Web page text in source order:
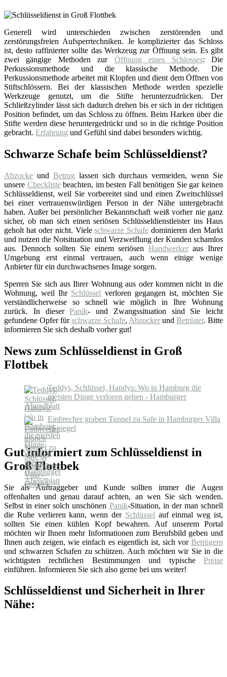
Generell wird unterschieden zwischen zerstörenden und
zerstörungsfreien Aufsperrtechniken. Je komplizierter das Schloss
ist, desto raffinierter sollte das Werkzeug zur Öffnung sein. Es gibt
zwei gängige Methoden zur Öffnung eines Schlosses: Die
Perkussionsmethode und die klassische Methode. Die
Perkussionsmethode arbeitet mit Klopfen und dient dem Öffnen von
Stiftschlössern. Bei der klassischen Methode werden spezielle
Werkzeuge genutzt, um die Stifte herunterzudrücken. Der
Schließzylinder lässt sich dadurch drehen bis er sich in der richtigen
Position befindet, um das Schloss zu öffnen. Beim Harken über die
Stifte werden diese heruntergedrückt und so in die richtige Position
gebracht. Erfahrung und Gefühl sind dabei besonders wichtig.
Schwarze Schafe beim Schlüsseldienst?
Abzocke und Betrug lassen sich durchaus vermeiden, wenn Sie
unsere Checklistebeachten, im besten Fall benötigen Sie gar keinen
Schlüsseldienst, weil Sie vorbereitet sind und einen Zweitschlüssel
bei einer vertrauenswürdigen Person in der Nähe untergebracht
haben. Außer bei persönlicher Bekanntschaft weiß vorher nie ganz
sicher, ob man sich einen seriösen Schlüsseldienstleister ins Haus
geholt hat oder nicht. Vieleschwarze Schafe dominieren den Markt
und nutzen die Notsituation und Verzweiflung der Kunden schamlos
aus. Dennoch sollten Sie einem seriösen Handwerkeraus Ihrer
Umgebung erst einmal vertrauen, auch wenn einige wenige
Anbieter für ein durchwachsenes Image sorgen.
Sperren Sie sich aus Ihrer Wohnung aus oder kommen nicht in die
Wohnung, weil Ihr Schlüssel verloren gegangen ist, möchten Sie
verständlicherweise so schnell wie möglich in Ihre Wohnung
zurück. In dieserPanik- und Zwangssituation sind Sie leicht
gefundene Opfer fürschwarze Schafe, Abzocker und Betrüger. Bitte
informieren Sie sich deshalb vorher gut!
News zum Schlüsseldienst in Groß
Flottbek
Teddys, Schlüssel, Handys: Wo in Hamburg die
meisten Dinge verloren gehen - Hamburger
Abendblatt
Einbrecher graben Tunnel zu Safe in Hamburger Villa
- Spiegel
Gut informiert zum Schlüsseldienst in
Groß Flottbek
Sie als Auftraggeber und Kunde sollten immer die Augen
offenhalten und genau darauf achten, an wen Sie sich wenden.
Selbst in einer solch unschönen Panik-Situation, in der man schnell
die Ruhe verlieren kann, wenn der Schlüssel auf einmal weg ist,
sollten Sie einen kühlen Kopf bewahren. Auf unserem Portal
möchten wir Ihnen mehr Informationen zum Berufsbild geben und
Ihnen auch zeigen, wie einfach es eigentlich ist, sich vor Betrügern
und schwarzen Schafen zu schützen. Auch möchten wir Sie in die
wichtigsten rechtlichen Bestimmungen und typische Preise
einführen. Informieren Sie sich also gerne bei uns weiter!
Schlüsseldienst und Sicherheit in Ihrer
Nähe: